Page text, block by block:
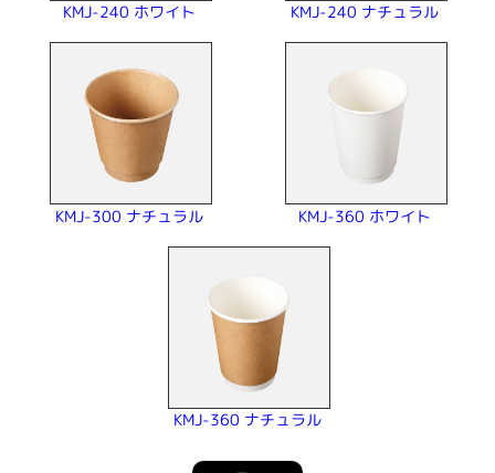
KMJ-240 ホワイト KMJ-240 ナチュラル
KMJ-300 ナチュラル KMJ-360 ホワイト
KMJ-360 ナチュラル